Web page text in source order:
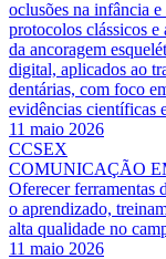
oclusões na infância
protocolos clássicos
da ancoragem
digital, aplicados ao
dentárias, com foco
evidências científicas
11 maio 2026
CCSEX
COMUNICAÇÃO
Oferecer ferramentas
o aprendizado,
alta qualidade no
11 maio 2026